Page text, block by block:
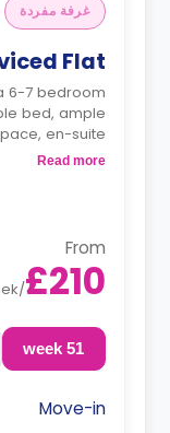
غرفة مفردة
Flat
6-7 bedroom
bed, ample
en-suite
cuddle sofa,
including
dishwasher,
table/bar, and
much more.
Read more
From
£210
/
51 week
Move-in